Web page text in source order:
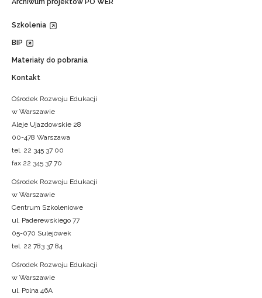
Szkolenia
BIP
Materiały do pobrania
Kontakt
Ośrodek Rozwoju Edukacji
w Warszawie
Aleje Ujazdowskie 28
00-478 Warszawa
tel. 22 345 37 00
fax 22 345 37 70
Ośrodek Rozwoju Edukacji
w Warszawie
Centrum Szkoleniowe
ul. Paderewskiego 77
05-070 Sulejówek
tel. 22 783 37 84
Ośrodek Rozwoju Edukacji
w Warszawie
ul. Polna 46A